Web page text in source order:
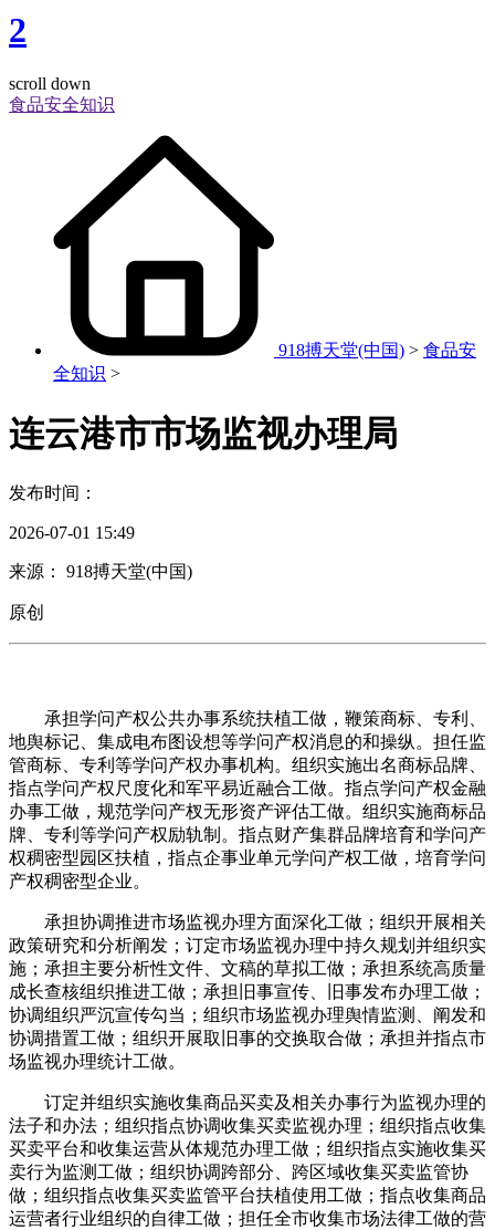
2
scroll down
食品安全知识
918搏天堂(中国) > 食品安
全知识 >
连云港市市场监视办理局
发布时间：
2026-07-01 15:49
来源： 918搏天堂(中国)
原创
承担学问产权公共办事系统扶植工做，鞭策商标、专利、
地舆标记、集成电布图设想等学问产权消息的和操纵。担任监
管商标、专利等学问产权办事机构。组织实施出名商标品牌、
指点学问产权尺度化和军平易近融合工做。指点学问产权金融
办事工做，规范学问产杈无形资产评估工做。组织实施商标品
牌、专利等学问产权励轨制。指点财产集群品牌培育和学问产
权稠密型园区扶植，指点企事业单元学问产权工做，培育学问
产权稠密型企业。
承担协调推进市场监视办理方面深化工做；组织开展相关
政策研究和分析阐发；订定市场监视办理中持久规划并组织实
施；承担主要分析性文件、文稿的草拟工做；承担系统高质量
成长查核组织推进工做；承担旧事宣传、旧事发布办理工做；
协调组织严沉宣传勾当；组织市场监视办理舆情监测、阐发和
协调措置工做；组织开展取旧事的交换取合做；承担并指点市
场监视办理统计工做。
订定并组织实施收集商品买卖及相关办事行为监视办理的
法子和办法；组织指点协调收集买卖监视办理；组织指点收集
买卖平台和收集运营从体规范办理工做；组织指点实施收集买
卖行为监测工做；组织协调跨部分、跨区域收集买卖监管协
做；组织指点收集买卖监管平台扶植使用工做；指点收集商品
运营者行业组织的自律工做；担任全市收集市场法律工做的营